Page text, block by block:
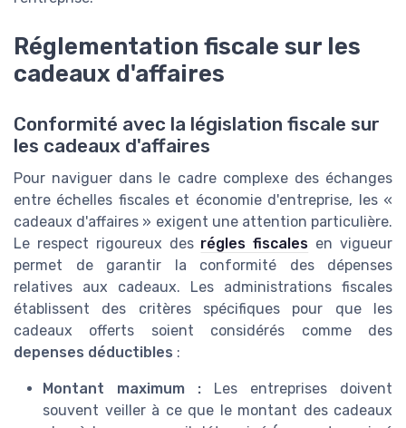
Réglementation fiscale sur les
cadeaux d'affaires
Conformité avec la législation fiscale sur
les cadeaux d'affaires
Pour naviguer dans le cadre complexe des échanges
entre échelles fiscales et économie d'entreprise, les «
cadeaux d'affaires » exigent une attention particulière.
Le respect rigoureux des régles fiscales en vigueur
permet de garantir la conformité des dépenses
relatives aux cadeaux. Les administrations fiscales
établissent des critères spécifiques pour que les
cadeaux offerts soient considérés comme des
depenses déductibles :
Montant maximum : Les entreprises doivent
souvent veiller à ce que le montant des cadeaux